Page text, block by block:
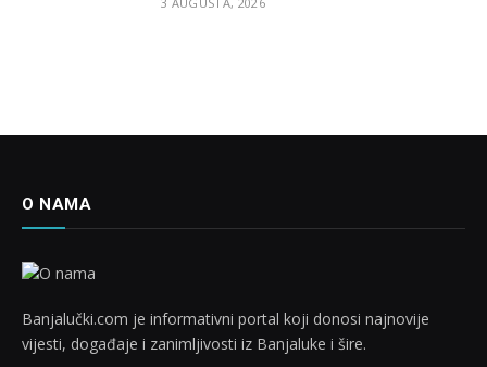
O NAMA
Banjalučki.com je informativni portal koji donosi najnovije
vijesti, događaje i zanimljivosti iz Banjaluke i šire.